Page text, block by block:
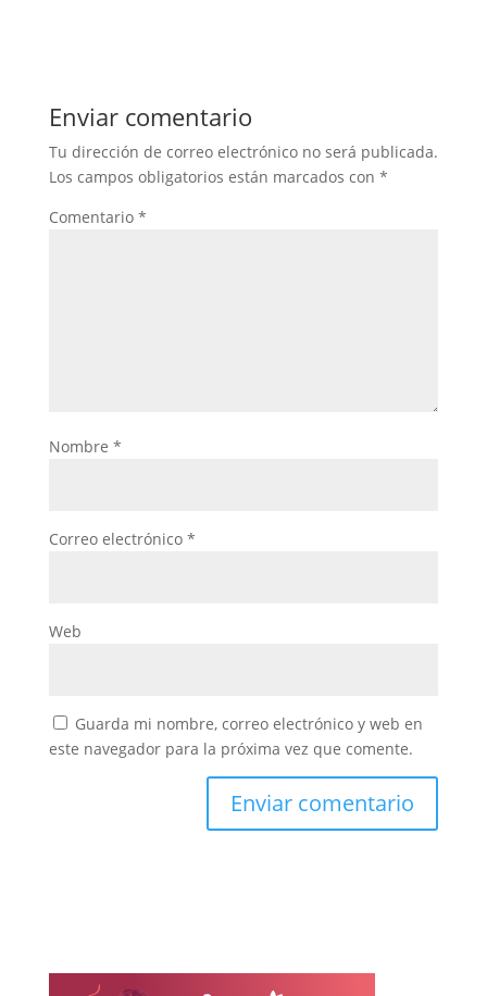
Enviar comentario
Tu dirección de correo electrónico no será publicada.
Los campos obligatorios están marcados con *
Comentario *
Nombre *
Correo electrónico *
Web
Guarda mi nombre, correo electrónico y web en
este navegador para la próxima vez que comente.